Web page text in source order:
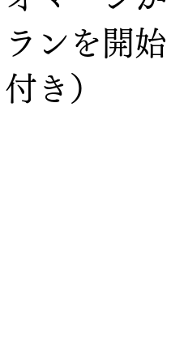
ランを開
付き）